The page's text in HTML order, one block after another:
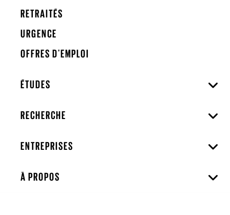
RETRAITÉS
URGENCE
OFFRES D'EMPLOI
ÉTUDES
RECHERCHE
ENTREPRISES
À PROPOS